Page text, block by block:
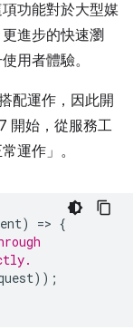
功能對於大型媒
進步的快速瀏
用者體驗。
配運作，因此開
開始，從服務工
運作」。
) => {
));